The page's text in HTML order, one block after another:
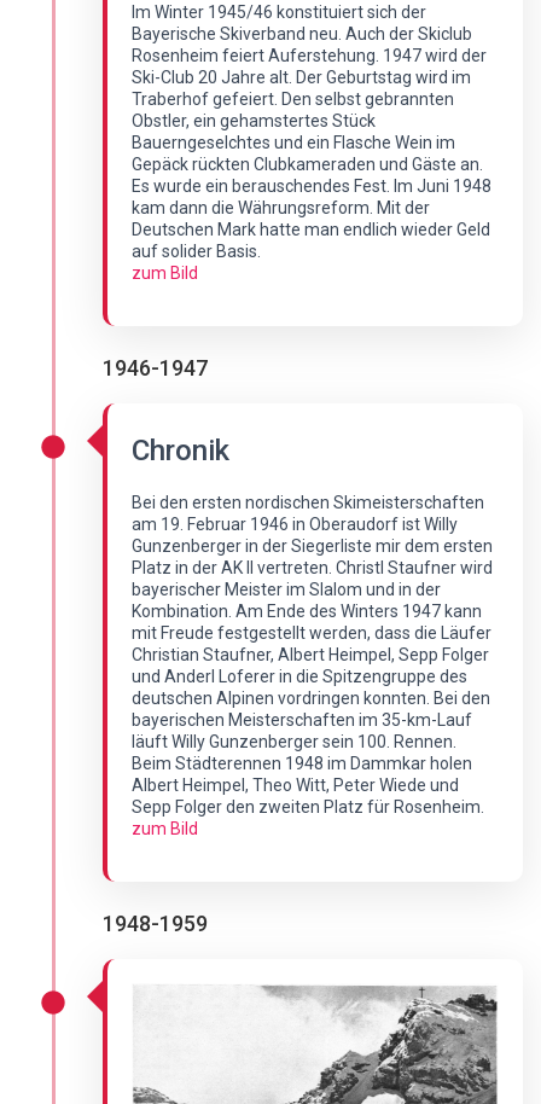
Im Winter 1945/46 konstituiert sich der
Bayerische Skiverband neu. Auch der Skiclub
Rosenheim feiert Auferstehung. 1947 wird der
Ski-Club 20 Jahre alt. Der Geburtstag wird im
Traberhof gefeiert. Den selbst gebrannten
Obstler, ein gehamstertes Stück
Bauerngeselchtes und ein Flasche Wein im
Gepäck rückten Clubkameraden und Gäste an.
Es wurde ein berauschendes Fest. Im Juni 1948
kam dann die Währungsreform. Mit der
Deutschen Mark hatte man endlich wieder Geld
auf solider Basis.
zum Bild
1946-1947
Chronik
Bei den ersten nordischen Skimeisterschaften
am 19. Februar 1946 in Oberaudorf ist Willy
Gunzenberger in der Siegerliste mir dem ersten
Platz in der AK II vertreten. Christl Staufner wird
bayerischer Meister im Slalom und in der
Kombination. Am Ende des Winters 1947 kann
mit Freude festgestellt werden, dass die Läufer
Christian Staufner, Albert Heimpel, Sepp Folger
und Anderl Loferer in die Spitzengruppe des
deutschen Alpinen vordringen konnten. Bei den
bayerischen Meisterschaften im 35-km-Lauf
läuft Willy Gunzenberger sein 100. Rennen.
Beim Städterennen 1948 im Dammkar holen
Albert Heimpel, Theo Witt, Peter Wiede und
Sepp Folger den zweiten Platz für Rosenheim.
zum Bild
1948-1959